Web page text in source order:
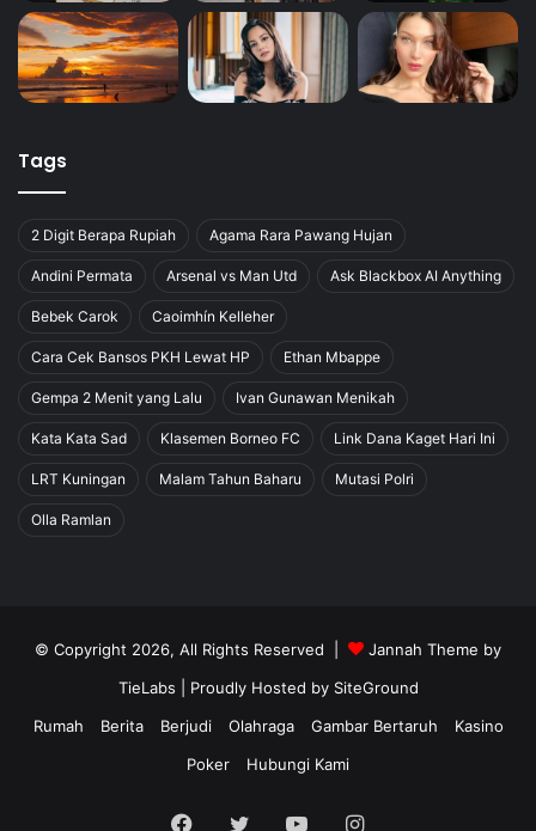
Tags
2 Digit Berapa Rupiah Agama Rara Pawang Hujan
Andini Permata Arsenal vs Man Utd Ask Blackbox AI Anything
Bebek Carok Caoimhín Kelleher
Cara Cek Bansos PKH Lewat HP Ethan Mbappe
Gempa 2 Menit yang Lalu Ivan Gunawan Menikah
Kata Kata Sad Klasemen Borneo FC Link Dana Kaget Hari Ini
LRT Kuningan Malam Tahun Baharu Mutasi Polri
Olla Ramlan
© Copyright 2026, All Rights Reserved |
Jannah Theme by
TieLabs | Proudly Hosted by SiteGround
Rumah
Berita Berjudi Olahraga Gambar Bertaruh
Kasino
Poker
Hubungi Kami
Facebook
TwitterYouTubeInstagram